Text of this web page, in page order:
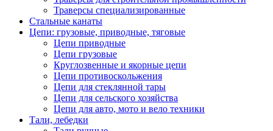
Траверсы специализированные
Стальные канаты
Цепи: грузовые, приводные, тяговые
Цепи приводные
Цепи грузовые
Круглозвенные и якорные цепи
Цепи противоскольжения
Цепи для стеклянной тары
Цепи для сельского хозяйства
Цепи для авто, мото и вело техники
Тали, лебедки